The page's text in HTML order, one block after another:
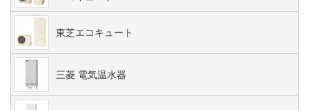
東芝エコキュート
三菱 電気温水器